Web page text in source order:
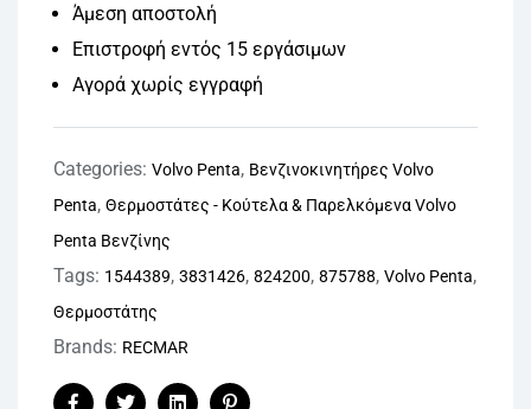
Άμεση αποστολή
Επιστροφή εντός 15 εργάσιμων
Αγορά χωρίς εγγραφή
Categories: Volvo Penta, Βενζινοκινητήρες Volvo
Penta, Θερμοστάτες - Κούτελα & Παρελκόμενα Volvo
Penta Βενζίνης
Tags: 1544389, 3831426, 824200, 875788, Volvo Penta,
Θερμοστάτης
Brands: RECMAR